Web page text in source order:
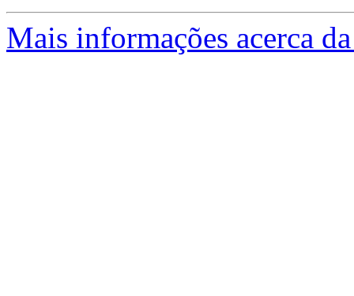
Mais informações acerca